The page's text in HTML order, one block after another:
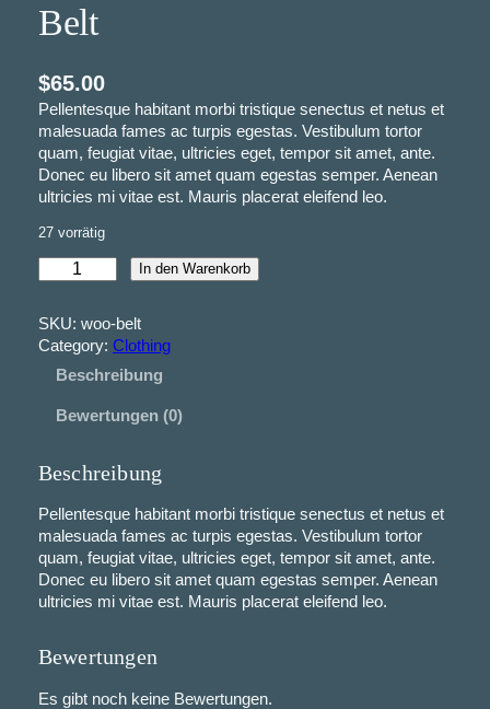
Belt
$65.00
Pellentesque habitant morbi tristique senectus et netus et
malesuada fames ac turpis egestas. Vestibulum tortor
quam, feugiat vitae, ultricies eget, tempor sit amet, ante.
Donec eu libero sit amet quam egestas semper. Aenean
ultricies mi vitae est. Mauris placerat eleifend leo.
27 vorrätig
t
M
In den Warenkorb
SKU: woo-belt
Category: Clothing
Beschreibung
Bewertungen (0)
Beschreibung
Pellentesque habitant morbi tristique senectus et netus et
malesuada fames ac turpis egestas. Vestibulum tortor
quam, feugiat vitae, ultricies eget, tempor sit amet, ante.
Donec eu libero sit amet quam egestas semper. Aenean
ultricies mi vitae est. Mauris placerat eleifend leo.
Bewertungen
Es gibt noch keine Bewertungen.